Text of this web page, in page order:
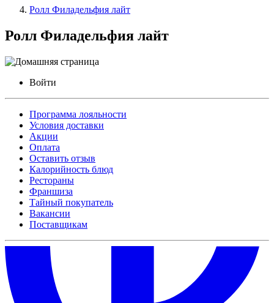
Ролл Филадельфия лайт
Ролл Филадельфия лайт
Войти
Программа лояльности
Условия доставки
Акции
Оплата
Оставить отзыв
Калорийность блюд
Рестораны
Франшиза
Тайный покупатель
Вакансии
Поставщикам